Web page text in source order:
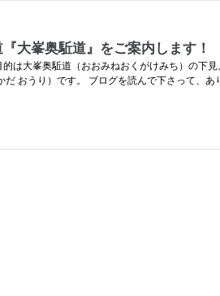
大峯奥駈道』をご案内します！
的は大峯奥駈道（おおみねおくがけみち）の
おうり）です。 ブログを読んで下さって、あ